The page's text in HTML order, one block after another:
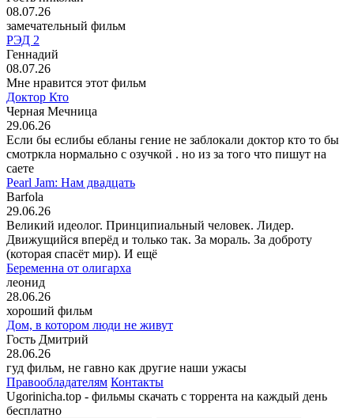
08.07.26
замечательный фильм
РЭД 2
Геннадий
08.07.26
Мне нравится этот фильм
Доктор Кто
Черная Мечница
29.06.26
Если бы еслибы ебланы гение не заблокали доктор кто то бы
смотркла нормально с озучкой . но из за того что пишут на
саете
Pearl Jam: Нам двадцать
Barfola
29.06.26
Великий идеолог. Принципиальный человек. Лидер.
Движущийся вперёд и только так. За мораль. За доброту
(которая спасёт мир). И ещё
Беременна от олигарха
леонид
28.06.26
хороший фильм
Дом, в котором люди не живут
Гость Дмитрий
28.06.26
гуд фильм, не гавно как другие наши ужасы
Правообладателям Контакты
Ugorinicha.top - фильмы скачать с торрента на каждый день
бесплатно